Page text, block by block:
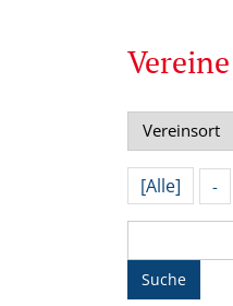
Vereine
[Alle] -
Suche